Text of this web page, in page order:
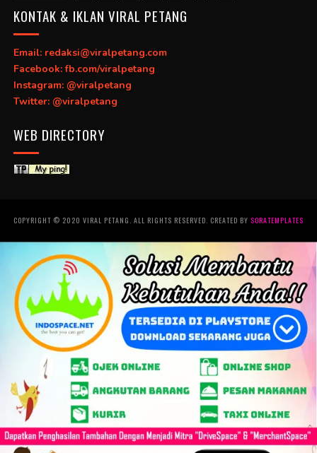
KONTAK & IKLAN VIRAL PETANG
Email: redaksi@viralpetang.com
Facebook: fb.com/viralpetang
Instagram: @viralpetang
Twitter: @viralpetang
WEB DIRECTORY
COPYRIGHT © 2020 VIRAL PETANG. ALL RIGHTS RESERVED. CREATED BY SORATEMPLATES